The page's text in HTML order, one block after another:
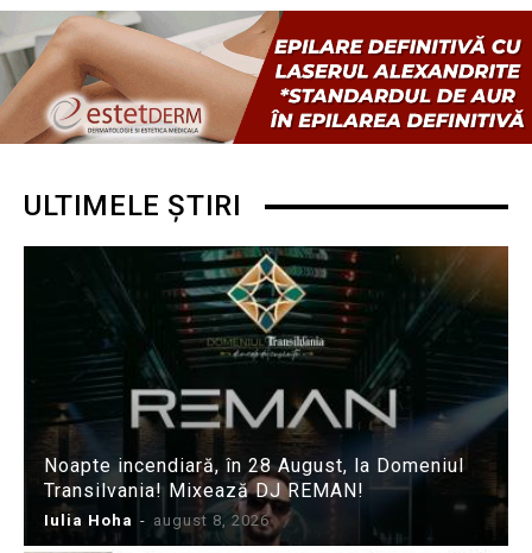
ULTIMELE ȘTIRI
Noapte incendiară, în 28 August, la Domeniul
Transilvania! Mixează DJ REMAN!
Iulia Hoha - august 8, 2026